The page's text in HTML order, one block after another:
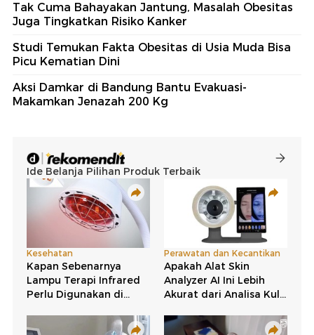
Tak Cuma Bahayakan Jantung, Masalah Obesitas
Juga Tingkatkan Risiko Kanker
Studi Temukan Fakta Obesitas di Usia Muda Bisa
Picu Kematian Dini
Aksi Damkar di Bandung Bantu Evakuasi-
Makamkan Jenazah 200 Kg